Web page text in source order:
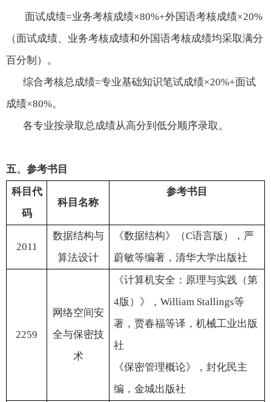
面试成绩=业务考核成绩×80%+外国语考核成绩×20%
（面试成绩、业务考核成绩和外国语考核成绩均采取满分
百分制）。
综合考核总成绩=专业基础知识笔试成绩×20%+面试
成绩×80%。
各专业按录取总成绩从高分到低分顺序录取。
五、参考书目
科目代
码
科目名称
参考书目
2011
数据结构与
算法设计
《数据结构》（C语言版），严
蔚敏等编著，清华大学出版社
2259
网络空间安
全与保密技
术
《计算机安全：原理与实践（第
4版）》， William Stallings等
著，贾春福等译，机械工业出版
社
《保密管理概论》，封化民主
编，金城出版社